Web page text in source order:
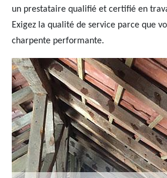
un prestataire qualifié et certifié en
Exigez la qualité de service parce que
charpente performante.